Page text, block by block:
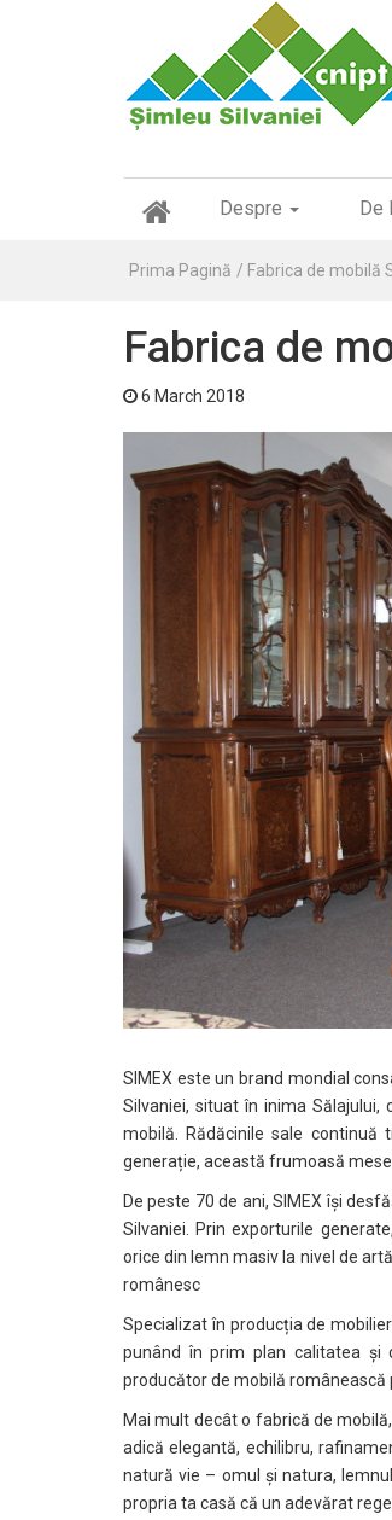
(
u
r
e
n
)
Despre De
Prima Pagină Fabrica de mobilă
Fabrica de
6 March 2018
SIMEX este un brand mondial
Silvaniei, situat în inima
mobilă. Rădăcinile sale
generație, această frumoasă
De peste 70 de ani, SIMEX își
Silvaniei. Prin exporturile
orice din lemn masiv la nivel de
românesc
Specializat în producția de
punând în prim plan calitatea și
producător de mobilă românească
Mai mult decât o fabrică de
adică elegantă, echilibru,
natură vie – omul și natura,
propria ta casă că un adevărat rege.